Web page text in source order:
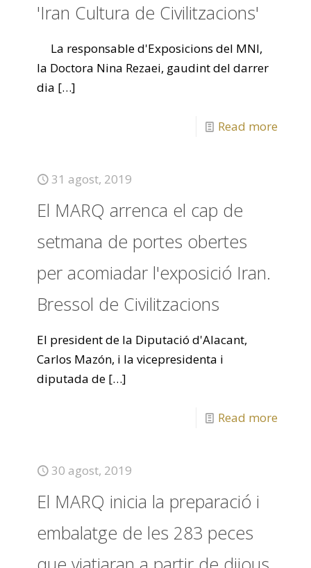
'Iran Cultura de Civilitzacions'
La responsable d'Exposicions del MNI,
la Doctora Nina Rezaei, gaudint del darrer
dia […]
Read more
31 agost, 2019
El MARQ arrenca el cap de
setmana de portes obertes
per acomiadar l'exposició Iran.
Bressol de Civilitzacions
El president de la Diputació d'Alacant,
Carlos Mazón, i la vicepresidenta i
diputada de […]
Read more
30 agost, 2019
El MARQ inicia la preparació i
embalatge de les 283 peces